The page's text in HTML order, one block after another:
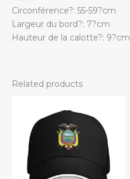
Circonférence?: 55-59?cm
Largeur du bord?: 7?cm
Hauteur de la calotte?: 9?cm
Related products